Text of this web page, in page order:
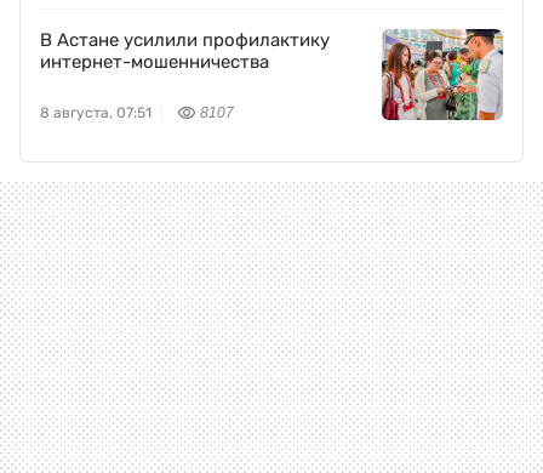
В Астане усилили профилактику
интернет-мошенничества
8 августа, 07:51 8107